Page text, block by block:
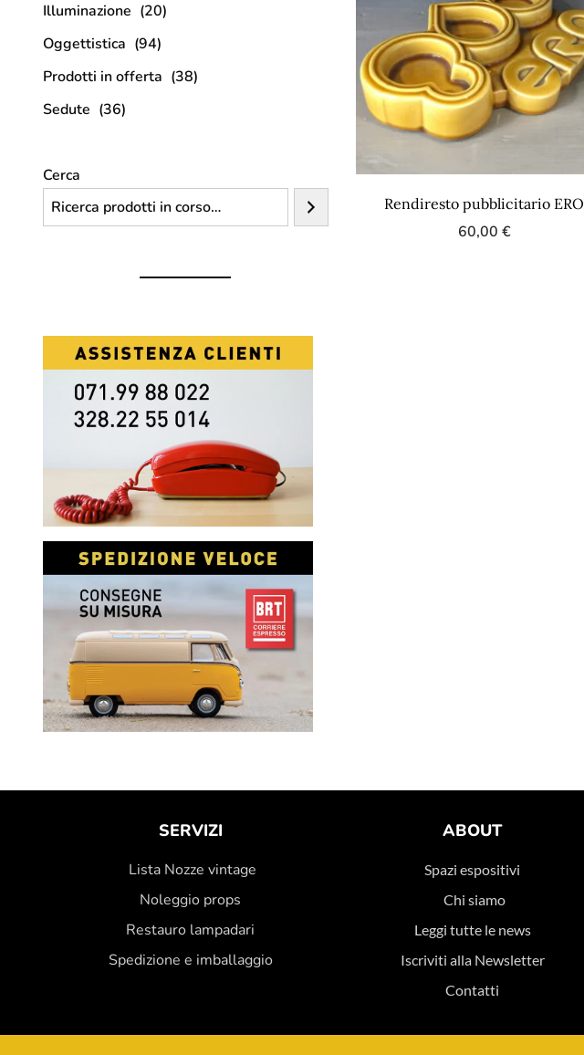
Rendiresto pubblicitario ERO
60,00 €
Illuminazione (20)
Oggettistica (94)
Prodotti in offerta (38)
Sedute (36)
Cerca
SERVIZI
Lista Nozze vintage
Noleggio props
Restauro lampadari
Spedizione e imballaggio
ABOUT
Spazi espositivi
Chi siamo
Leggi tutte le news
Iscriviti alla Newsletter
Contatti